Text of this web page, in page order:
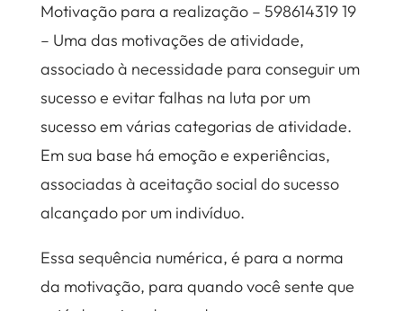
Motivação para a realização – 598614319 19
– Uma das motivações de atividade,
associado à necessidade para conseguir um
sucesso e evitar falhas na luta por um
sucesso em várias categorias de atividade.
Em sua base há emoção e experiências,
associadas à aceitação social do sucesso
alcançado por um indivíduo.
Essa sequência numérica, é para a norma
da motivação, para quando você sente que